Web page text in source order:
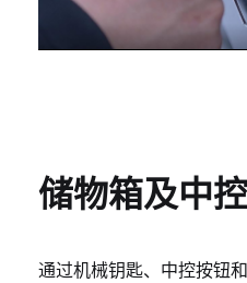
储物箱及中
通过机械钥匙、中控按钮